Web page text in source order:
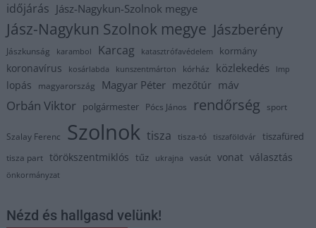
időjárás Jász-Nagykun-Szolnok megye
Jász-Nagykun Szolnok megye Jászberény
Jászkunság karambol Karcag katasztrófavédelem kormány
koronavírus kosárlabda kunszentmárton kórház közlekedés lmp
lopás magyarország Magyar Péter mezőtúr máv
Orbán Viktor polgármester Pócs János rendőrség sport
Szalay Ferenc Szolnok tisza tisza-tó tiszaföldvár tiszafüred
tisza part törökszentmiklós tűz ukrajna vasút vonat választás
önkormányzat
Nézd és hallgasd velünk!